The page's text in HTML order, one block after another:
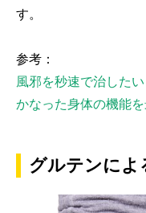
す。
参考：
風邪を秒速で治した
かなった身体の機能
グルテンによ